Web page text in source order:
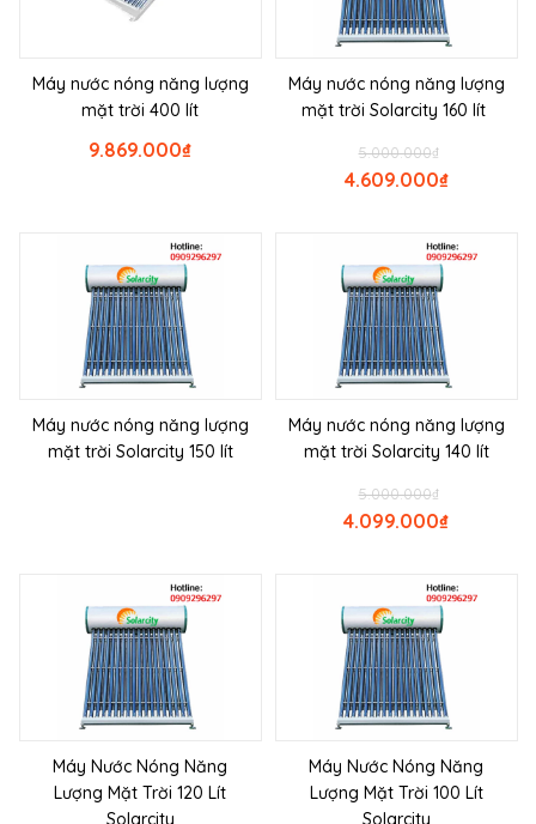
Máy nước nóng năng lượng
mặt trời 400 lít
₫
9.869.000
Máy nước nóng năng lượng
mặt trời Solarcity 160 lít
₫
5.000.000
₫
4.609.000
Máy nước nóng năng lượng
mặt trời Solarcity 150 lít
Máy nước nóng năng lượng
mặt trời Solarcity 140 lít
₫
5.000.000
₫
4.099.000
Máy Nước Nóng Năng
Lượng Mặt Trời 120 Lít
Solarcity
Máy Nước Nóng Năng
Lượng Mặt Trời 100 Lít
Solarcity